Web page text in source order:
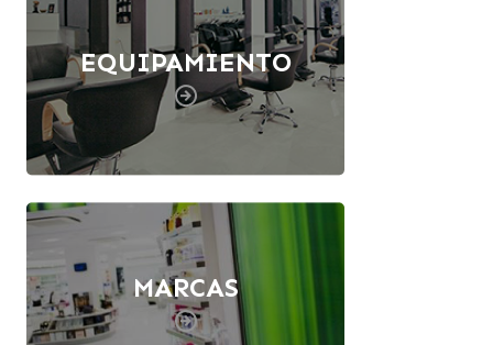
EQUIPAMIENTO
MARCAS